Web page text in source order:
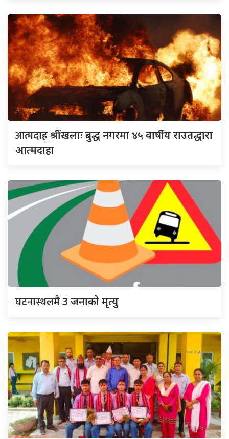
आत्मदाहश्रींखलाः बुद्ध नगरमा ४५ वार्षीय राउतद्धारा
आत्मदाहा
घटनास्थलमै3 जनाको मृत्यु